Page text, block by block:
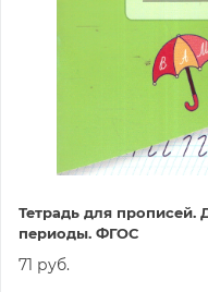
Тетрадь для
периоды. ФГОС
71 руб.